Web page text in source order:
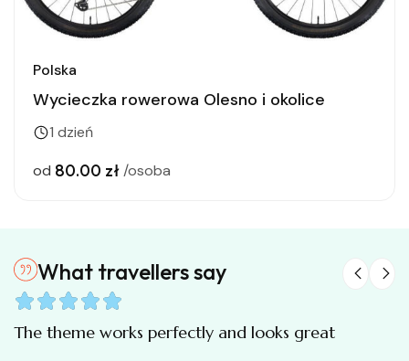
Polska
Wycieczka rowerowa Olesno i okolice
1 dzień
od 80.00 zł /osoba
What travellers say
The theme works perfectly and looks great